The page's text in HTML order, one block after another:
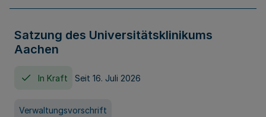
Satzung des Universitätsklinikums
Aachen
In Kraft Seit 16. Juli 2026
Verwaltungsvorschrift